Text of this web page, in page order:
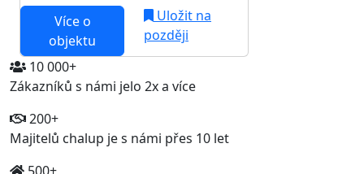
Více o
objektu
Uložit na
později
10 000+
Zákazníků s námi jelo 2x a více
200+
Majitelů chalup je s námi přes 10 let